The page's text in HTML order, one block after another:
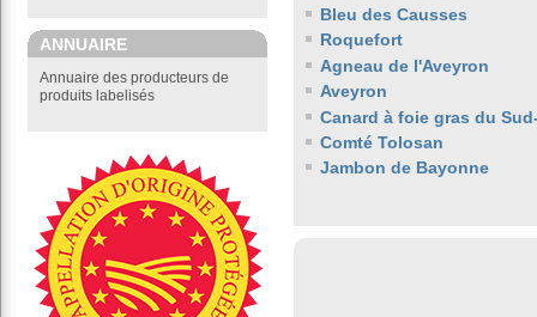
ANNUAIRE
Annuaire des producteurs de
produits labelisés
Bleu des Causses
Roquefort
Agneau de l'Aveyron
Aveyron
Canard à foie gras du
Comté Tolosan
Jambon de Bayonne